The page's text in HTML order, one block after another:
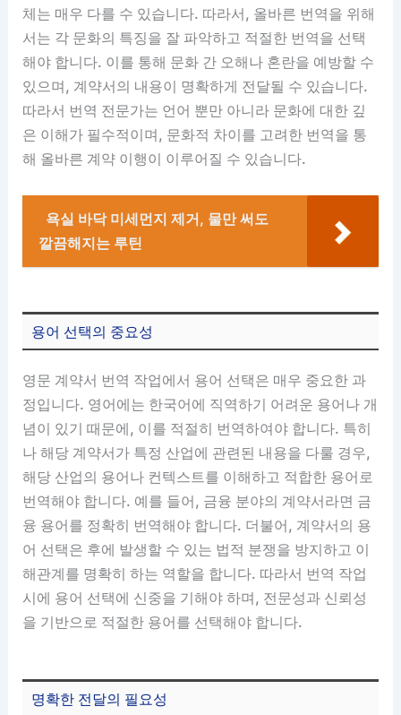
체는 매우 다를 수 있습니다. 따라서, 올바른 번역을 위해
서는 각 문화의 특징을 잘 파악하고 적절한 번역을 선택
해야 합니다. 이를 통해 문화 간 오해나 혼란을 예방할 수
있으며, 계약서의 내용이 명확하게 전달될 수 있습니다.
따라서 번역 전문가는 언어 뿐만 아니라 문화에 대한 깊
은 이해가 필수적이며, 문화적 차이를 고려한 번역을 통
해 올바른 계약 이행이 이루어질 수 있습니다.
욕실 바닥 미세먼지 제거, 물만 써도
깔끔해지는 루틴
용어 선택의 중요성
영문 계약서 번역 작업에서 용어 선택은 매우 중요한 과
정입니다. 영어에는 한국어에 직역하기 어려운 용어나 개
념이 있기 때문에, 이를 적절히 번역하여야 합니다. 특히
나 해당 계약서가 특정 산업에 관련된 내용을 다룰 경우,
해당 산업의 용어나 컨텍스트를 이해하고 적합한 용어로
번역해야 합니다. 예를 들어, 금융 분야의 계약서라면 금
융 용어를 정확히 번역해야 합니다. 더불어, 계약서의 용
어 선택은 후에 발생할 수 있는 법적 분쟁을 방지하고 이
해관계를 명확히 하는 역할을 합니다. 따라서 번역 작업
시에 용어 선택에 신중을 기해야 하며, 전문성과 신뢰성
을 기반으로 적절한 용어를 선택해야 합니다.
명확한 전달의 필요성